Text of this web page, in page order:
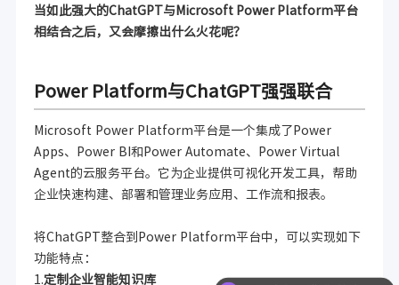
当如此强大的ChatGPT与Microsoft Power Platform平台
相结合之后，又会摩擦出什么火花呢？
Power Platform与ChatGPT强强联合
Microsoft Power Platform平台是一个集成了Power
Apps、Power BI和Power Automate、Power Virtual
Agent的云服务平台。它为企业提供可视化开发工具，帮助
企业快速构建、部署和管理业务应用、工作流和报表。
将ChatGPT整合到Power Platform平台中，可以实现如下
功能特点：
1.定制企业智能知识库